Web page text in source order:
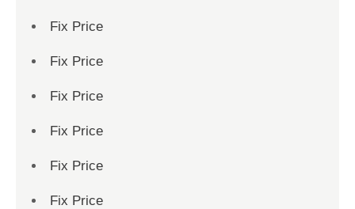
Fix Price
Fix Price
Fix Price
Fix Price
Fix Price
Fix Price